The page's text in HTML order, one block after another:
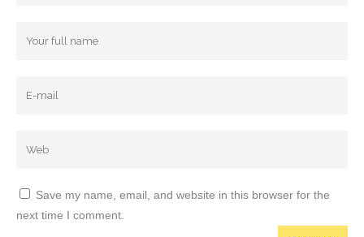
Save my name, email, and website in this browser for the
next time I comment.